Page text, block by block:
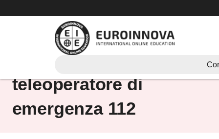
al
Come lavorare nel
teleoperatore di
emergenza 112